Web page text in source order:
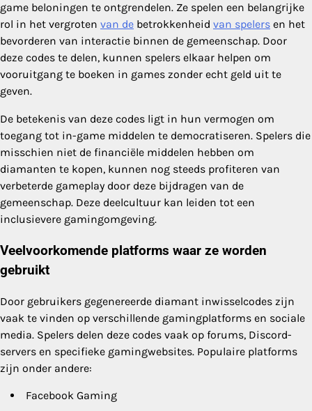
game beloningen te ontgrendelen. Ze spelen een belangrijke
rol in het vergroten van de betrokkenheid van spelers en het
bevorderen van interactie binnen de gemeenschap. Door
deze codes te delen, kunnen spelers elkaar helpen om
vooruitgang te boeken in games zonder echt geld uit te
geven.
De betekenis van deze codes ligt in hun vermogen om
toegang tot in-game middelen te democratiseren. Spelers die
misschien niet de financiële middelen hebben om
diamanten te kopen, kunnen nog steeds profiteren van
verbeterde gameplay door deze bijdragen van de
gemeenschap. Deze deelcultuur kan leiden tot een
inclusievere gamingomgeving.
Veelvoorkomende platforms waar ze worden
gebruikt
Door gebruikers gegenereerde diamant inwisselcodes zijn
vaak te vinden op verschillende gamingplatforms en sociale
media. Spelers delen deze codes vaak op forums, Discord-
servers en specifieke gamingwebsites. Populaire platforms
zijn onder andere:
Facebook Gaming